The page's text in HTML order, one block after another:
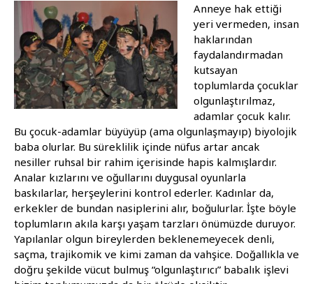
Anneye hak ettiği
yeri vermeden, insan
haklarından
faydalandırmadan
kutsayan
toplumlarda çocuklar
olgunlaştırılmaz,
adamlar çocuk kalır.
Bu çocuk-adamlar büyüyüp (ama olgunlaşmayıp) biyolojik
baba olurlar. Bu süreklilik içinde nüfus artar ancak
nesiller ruhsal bir rahim içerisinde hapis kalmışlardır.
Analar kızlarını ve oğullarını duygusal oyunlarla
baskılarlar, herşeylerini kontrol ederler. Kadınlar da,
erkekler de bundan nasiplerini alır, boğulurlar. İşte böyle
toplumların akıla karşı yaşam tarzları önümüzde duruyor.
Yapılanlar olgun bireylerden beklenemeyecek denli,
saçma, trajikomik ve kimi zaman da vahşice. Doğallıkla ve
doğru şekilde vücut bulmuş “olgunlaştırıcı” babalık işlevi